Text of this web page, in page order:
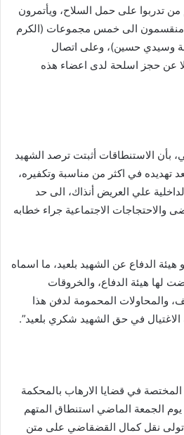
من تدربوا على حمل السلاح، ويأتمرون
منقسمون الى خمس مجموعات (الكرم
وسيدي حسين)، وعلى اتصال
عن حجز اسلحة لدى اعضاء هذه
بأن الاستنطاقات أثبتت ترصد الشهيد
تهديده في اكثر من مناسبة وتكفيره،
علي العريض أنذاك، الى حد
والاحتجاجات الاجتماعية جراء خطابه
الدفاع عن الشهيد بلعيد، ما اسماه
لها هيئة الدفاع، والخروقات
والمحاولات المحمومة لدفن هذا
في حق الشهيد شكري بلعيد”.
المختصة في قضايا الارهاب بالمحكمة
يوم الجمعة الماضي استنطاق المتهم
نقل كمال القضقاضي على متن